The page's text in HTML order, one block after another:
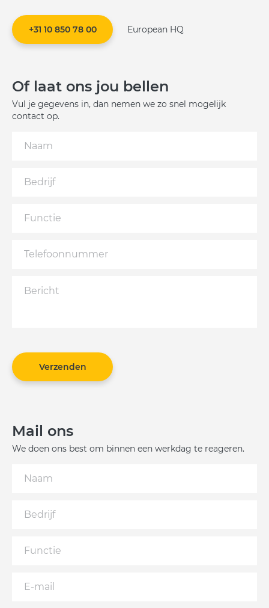
+31 10 850 78 00 European HQ
Of laat ons jou bellen
Vul je gegevens in, dan nemen we zo snel mogelijk
contact op.
Verzenden
Mail ons
We doen ons best om binnen een werkdag te reageren.